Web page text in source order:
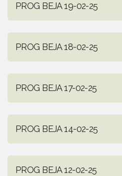
PROG BEJA 19-02-25
PROG BEJA 18-02-25
PROG BEJA 17-02-25
PROG BEJA 14-02-25
PROG BEJA 12-02-25